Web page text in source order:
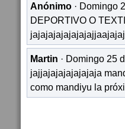
Anónimo · Domingo
DEPORTIVO O
Martin · Domingo 25
jajjajajajajajajaja
como mandiyu la